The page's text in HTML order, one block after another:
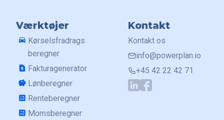
Værktøjer
drive_eta Kørselsfradrags
beregner
request_page Fakturagenerator
savings Lønberegner
calculate Renteberegner
calculate Momsberegner
Kontakt
Kontakt os
info@powerplan.io
+45 42 22 42 71